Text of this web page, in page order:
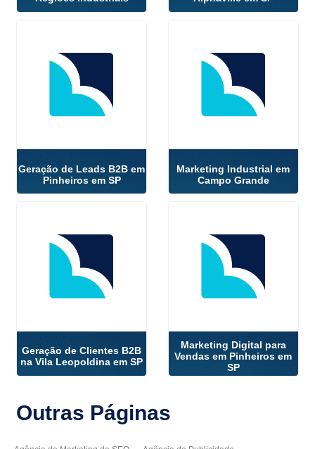
Geração de Leads B2B em
Pinheiros em SP
Marketing Industrial em
Campo Grande
Geração de Clientes B2B
na Vila Leopoldina em SP
Marketing Digital para
Vendas em Pinheiros em
SP
Outras Páginas